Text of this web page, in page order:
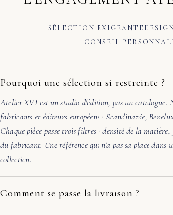
SÉLECTION EXIGEANTE
CONSEIL
Pourquoi une sélection si restreinte ?
Atelier XVI est un studio d'édition, pas un catalogue.
fabricants et éditeurs européens : Scandinavie,
Chaque pièce passe trois filtres : densité de la
du fabricant. Une référence qui n'a pas sa place dans
collection.
Comment se passe la livraison ?